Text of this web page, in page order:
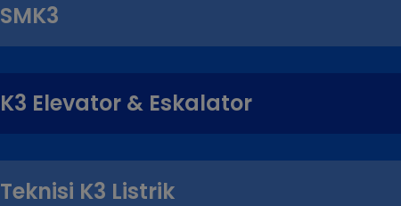
SMK3
K3 Elevator & Eskalator
Teknisi K3 Listrik